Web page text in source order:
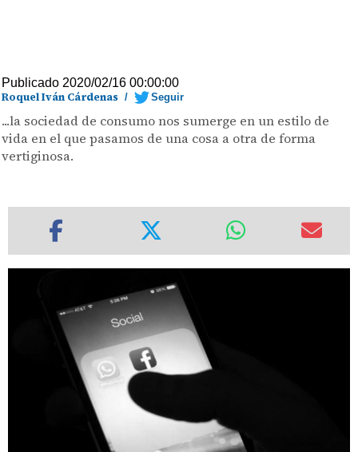
Publicado 2020/02/16 00:00:00
Roquel Iván Cárdenas / Seguir
...la sociedad de consumo nos sumerge en un estilo de
vida en el que pasamos de una cosa a otra de forma
vertiginosa.